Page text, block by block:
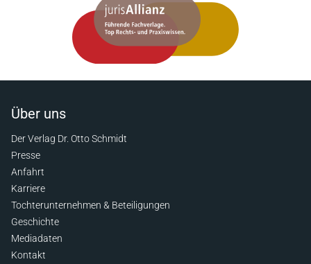
Über uns
Der Verlag Dr. Otto Schmidt
Presse
Anfahrt
Karriere
Tochterunternehmen & Beteiligungen
Geschichte
Mediadaten
Kontakt